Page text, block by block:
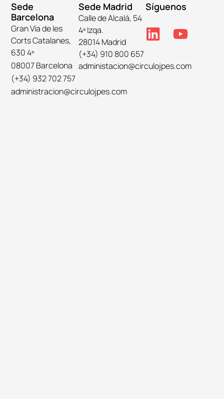
Sede
Barcelona
Gran Vía de les
Corts Catalanes,
630 4º
08007 Barcelona
(+34) 932 702 757
administracion@circulojpes.com
Sede Madrid
Calle de Alcalá, 54
4º Izqa.
28014 Madrid
(+34) 910 800 657
administacion@circulojpes.com
Síguenos